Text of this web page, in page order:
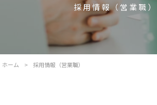
採用情報（営業職）
ホーム > 採用情報（営業職）